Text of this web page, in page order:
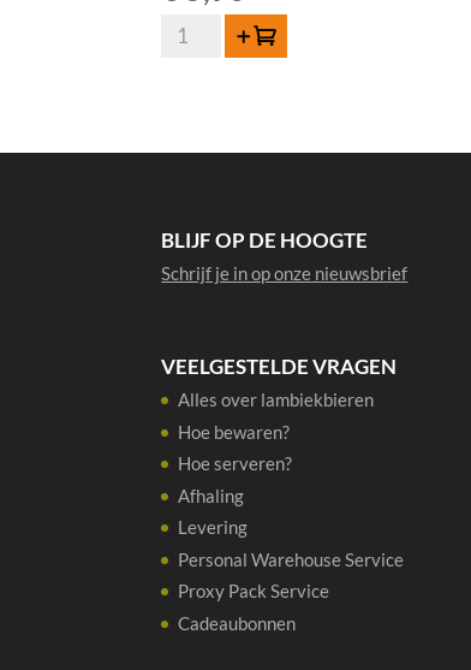
Lindemans Toevoegen
BLIJF OP DE HOOGTE
Schrijf je in op onze nieuwsbrief
VEELGESTELDE VRAGEN
Alles over lambiekbieren
Hoe bewaren?
Hoe serveren?
Afhaling
Levering
Personal Warehouse Service
Proxy Pack Service
Cadeaubonnen